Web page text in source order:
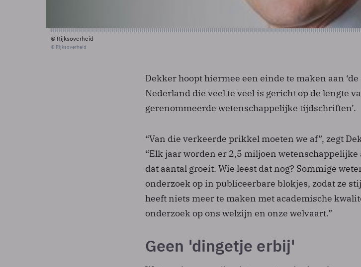
© Rijksoverheid
© Rijksoverheid
Dekker hoopt hiermee een einde te maken aan
Nederland die veel te veel is gericht op de lengte
gerenommeerde wetenschappelijke tijdschriften’.
“Van die verkeerde prikkel moeten we af”, zegt
“Elk jaar worden er 2,5 miljoen
dat aantal groeit. Wie leest dat nog? Sommige
onderzoek op in publiceerbare blokjes, zodat ze
heeft niets meer te maken met academische
onderzoek op ons welzijn en onze welvaart.”
Geen 'dingetje erbij'